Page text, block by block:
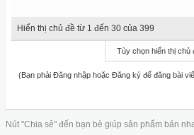
Hiển thị chủ đề từ 1 đến 30 của 399
Tùy chọn hiển thị chủ
(Bạn phải Đăng nhập hoặc Đăng ký để đăng bài
Nút "Chia sẻ" đến bạn bè giúp sản phẩm bán